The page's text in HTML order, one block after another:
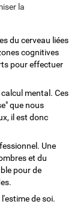
la
du cerveau liées
cognitives
pour effectuer
mental. Ces
que nous
il est donc
Une
et du
pour de
de soi.